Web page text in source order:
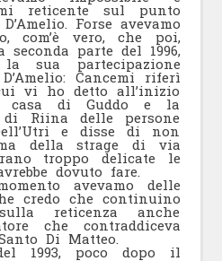
reticente sul punto
Forse avevamo
com’è vero, che poi,
parte del 1996,
la sua partecipazione
Cancemi riferì
vi ho detto all’inizio
casa di Guddo e la
Riina delle persone
e disse di non
della strage di via
troppo delicate le
dovuto fare.
avevamo delle
credo che continuino
reticenza anche
che contraddiceva
Di Matteo.
1993, poco dopo il